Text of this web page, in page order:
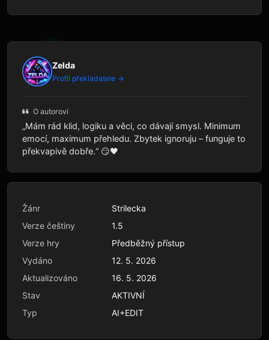
Zelda
Profil překladatele →
O autorovi
„Mám rád klid, logiku a věci, co dávají smysl. Minimum
emocí, maximum přehledu. Zbytek ignoruju – funguje to
překvapivě dobře.“ 😏🖤
Žánr
Strilecka
Verze češtiny
1.5
Verze hry
Předběžný přístup
Vydáno
12. 5. 2026
Aktualizováno
16. 5. 2026
Stav
AKTIVNÍ
Typ
AI+EDIT